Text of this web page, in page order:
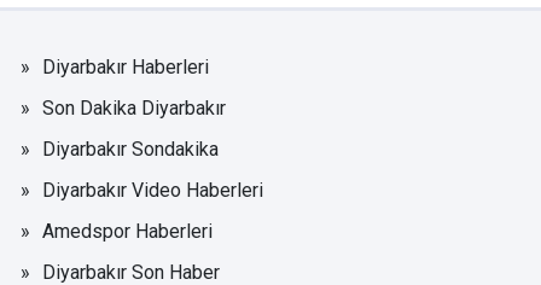
Diyarbakır Haberleri
Son Dakika Diyarbakır
Diyarbakır Sondakika
Diyarbakır Video Haberleri
Amedspor Haberleri
Diyarbakır Son Haber